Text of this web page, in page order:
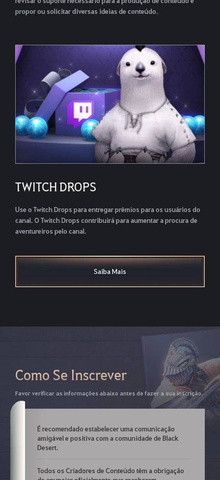
propor ou solicitar diversas ideias de conteúdo.
TWITCH DROPS
Use o Twitch Drops para entregar prêmios para os usuários do
canal. O Twitch Drops contribuirá para aumentar a procura de
aventureiros pelo canal.
Saiba Mais
Como Se Inscrever
Favor verificar as informações abaixo antes de fazer a sua inscrição.
É recomendado estabelecer uma comunicação
amigável e positiva com a comunidade de Black
Desert.
Todos os Criadores de Conteúdo têm a obrigação